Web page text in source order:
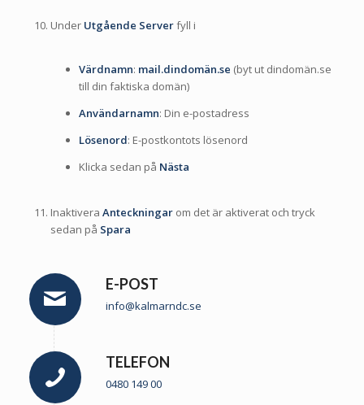
Under Utgående Serverfyll i
Värdnamn: mail.dindomän.se (byt ut dindomän.se
till din faktiska domän)
Användarnamn: Din e-postadress
Lösenord: E-postkontots lösenord
Klicka sedan på Nästa
Inaktivera Anteckningarom det är aktiverat och tryck
sedan på Spara
E-POST
info@kalmarndc.se
TELEFON
0480 149 00